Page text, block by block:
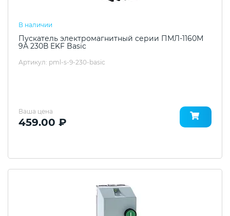
В наличии
Пускатель электромагнитный серии ПМЛ-1160М
9А 230В EKF Basic
Артикул: pml-s-9-230-basic
Ваша цена
459.00 ₽